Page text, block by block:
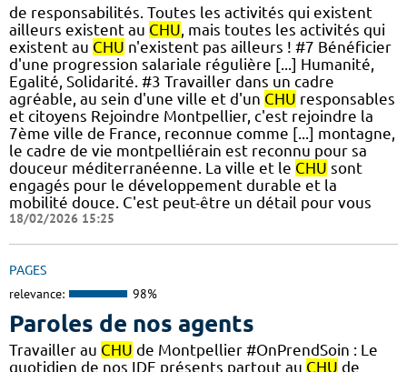
de responsabilités. Toutes les activités qui existent
ailleurs existent au CHU , mais toutes les activités qui
existent au CHU n'existent pas ailleurs ! #7 Bénéficier
d'une progression salariale régulière [...] Humanité,
Egalité, Solidarité. #3 Travailler dans un cadre
agréable, au sein d'une ville et d'un CHU responsables
et citoyens Rejoindre Montpellier, c'est rejoindre la
7ème ville de France, reconnue comme [...] montagne,
le cadre de vie montpelliérain est reconnu pour sa
douceur méditerranéenne. La ville et le CHU sont
engagés pour le développement durable et la
mobilité douce. C'est peut-être un détail pour vous
18/02/2026 15:25
PAGES
relevance: 98%
Paroles de nos agents
Travailler au CHU de Montpellier #OnPrendSoin : Le
quotidien de nos IDE présents partout au CHU de